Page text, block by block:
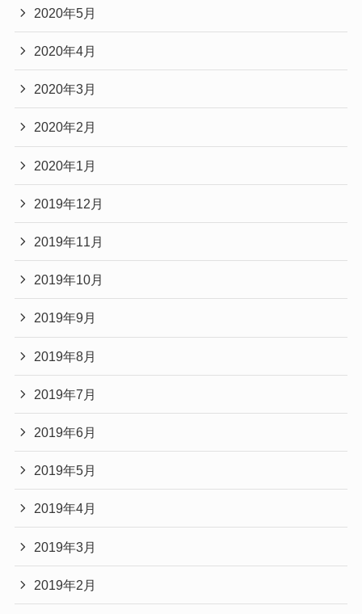
2020年5月
2020年4月
2020年3月
2020年2月
2020年1月
2019年12月
2019年11月
2019年10月
2019年9月
2019年8月
2019年7月
2019年6月
2019年5月
2019年4月
2019年3月
2019年2月